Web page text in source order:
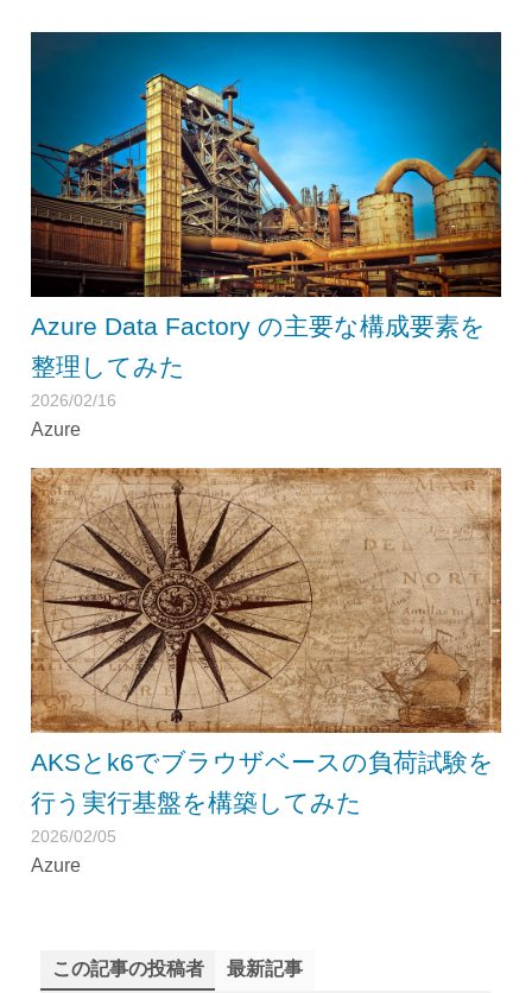
Azure Data Factory の主要な構成要素を
整理してみた
2026/02/16
Azure
AKSとk6でブラウザベースの負荷試験を
行う実行基盤を構築してみた
2026/02/05
Azure
この記事の投稿者 最新記事